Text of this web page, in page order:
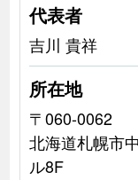
代表者
吉川 貴祥
所在地
〒060-0062
北海道札幌市
ル8F